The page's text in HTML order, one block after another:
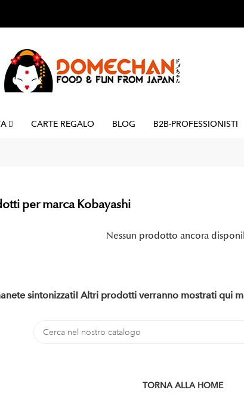
CARTE REGALO BLOG B2B-PROFESSIONISTI
per marca Kobayashi
Nessun prodotto ancora
sintonizzati! Altri prodotti verranno mostrati qui
TORNA ALLA HOME